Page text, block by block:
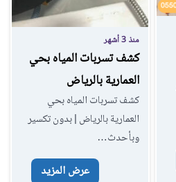
منذ 3 أشهر
كشف تسربات المياه بحي
العمارية بالرياض
كشف تسربات المياه بحي
العمارية بالرياض | بدون تكسير
وبأحدث…
عرض المزيد